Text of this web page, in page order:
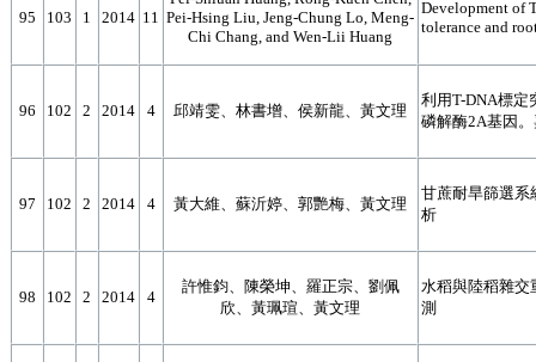
95 103 1 2014 11 Pei-Hsing Liu, Jeng-Chung Lo, Meng-
Chi Chang, and Wen-Lii Huang
Development of
tolerance and
96 102 2 2014 4 邱靖雯、林書增、侯新龍、黃文理
利用T-DNA標定
磷解酶2A基因
97 102 2 2014 4 黃大維、蘇沂婷、郭艷梅、黃文理
甘蔗耐旱篩選系
析
98 102 2 2014 4
許惟鈞、陳榮坤、羅正宗、劉佩
欣、黃珮瑄、黃文理
水稻與陸稻雜交
測